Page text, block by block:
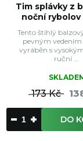
Tim splávky z
noční rybolov
Tento štíhlý
pevným vedením
vyráběn s
ruční ...
173 Kč
DO